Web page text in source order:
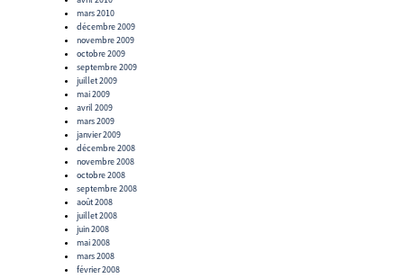
mars 2010
décembre 2009
novembre 2009
octobre 2009
septembre 2009
juillet 2009
mai 2009
avril 2009
mars 2009
janvier 2009
décembre 2008
novembre 2008
octobre 2008
septembre 2008
août 2008
juillet 2008
juin 2008
mai 2008
mars 2008
février 2008